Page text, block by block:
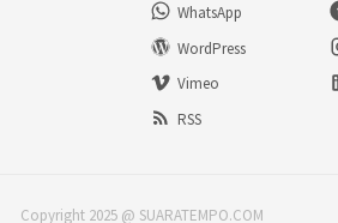
WhatsApp
WordPress
Vimeo
RSS
Copyright 2025 @ SUARATEMPO.COM